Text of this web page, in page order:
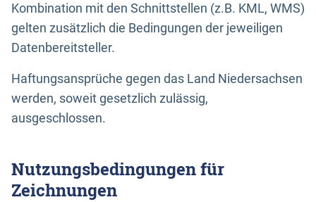
Kombination mit den Schnittstellen (z.B. KML, WMS)
gelten zusätzlich die Bedingungen der jeweiligen
Datenbereitsteller.
Haftungsansprüche gegen das Land Niedersachsen
werden, soweit gesetzlich zulässig,
ausgeschlossen.
Nutzungsbedingungen für
Zeichnungen